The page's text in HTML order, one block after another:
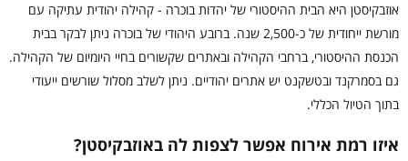
אוזבקיסטן היא הבית ההיסטורי של יהדות בוכרה - קהילה יהודית עתיקה עם
מורשת ייחודית של כ-2,500 שנה. ברובע היהודי של בוכרה ניתן לבקר בבית
הכנסת ההיסטורי, ברחבי הקהילה ובאתרים שקשורים בחיי היומיום של הקהילה.
גם בסמרקנד ובטשקנט יש אתרים יהודיים. ניתן לשלב מסלול שורשים ייעודי
בתוך הטיול הכללי.
איזו רמת אירוח אפשר לצפות לה באוזבקיסטן?